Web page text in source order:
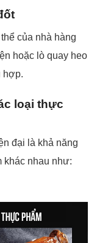
của nhà hàng
hoặc lò quay heo
hợp.
loại thực
đại là khả năng
khác nhau như: